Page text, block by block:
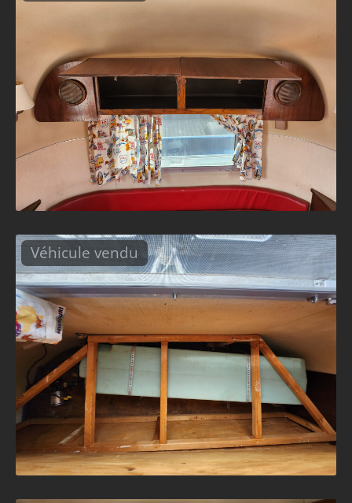
Véhicule vendu